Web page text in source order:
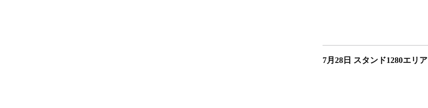
7月28日 スタンド1280エリア